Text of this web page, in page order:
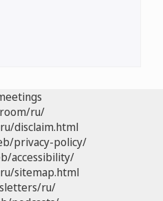
ru/
disclaim.html
privacy-policy/
accessibility/
sitemap.html
ru/